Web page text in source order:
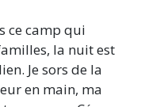
ce camp qui
la nuit est
Je sors de la
en main, ma